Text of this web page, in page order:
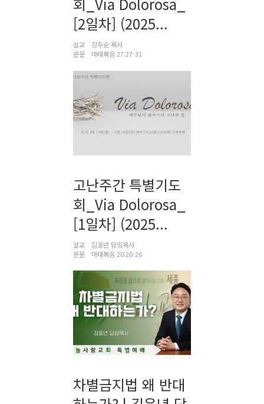
[2일차] (2025...
설교
강두순 목사
본문
마태복음 27:27-31
고난주간 특별기도
회_Via Dolorosa_
[1일차] (2025...
설교
김웅년 담임목사
본문
마태복음 20:20-26
차별금지법 왜 반대